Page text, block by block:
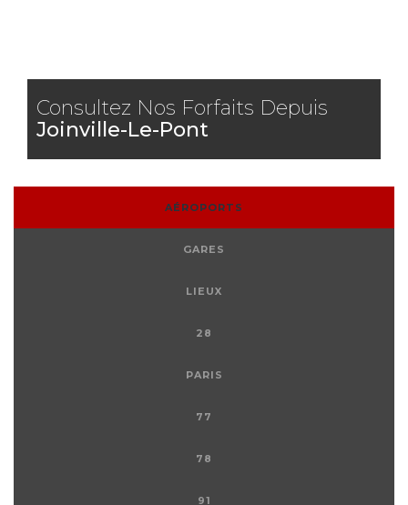
Consultez Nos Forfaits Depuis
Joinville-Le-Pont
AÉROPORTS
GARES
LIEUX
28
PARIS
77
78
91